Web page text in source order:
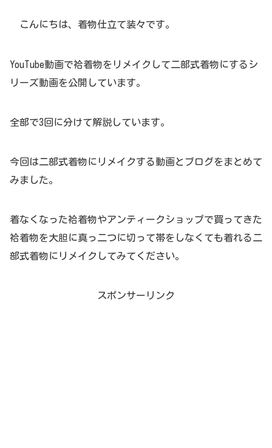
こんにちは、着物仕立て装々です。
YouTube動画で袷着物をリメイクして二部式着物にするシ
リーズ動画を公開しています。
全部で3回に分けて解説しています。
今回は二部式着物にリメイクする動画とブログをまとめて
みました。
着なくなった袷着物やアンティークショップで買ってきた
袷着物を大胆に真っ二つに切って帯をしなくても着れる二
部式着物にリメイクしてみてください。
スポンサーリンク